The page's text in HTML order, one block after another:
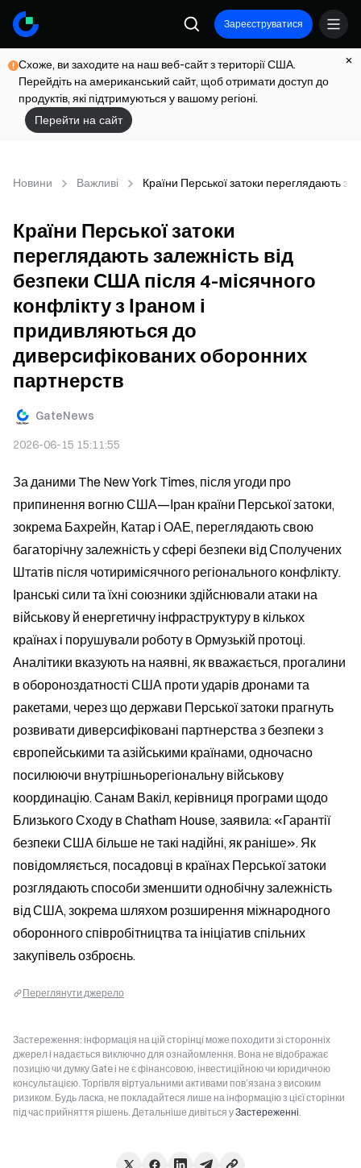
Зареєструватися
Схоже, ви заходите на наш веб-сайт з території США.
Перейдіть на американський сайт, щоб отримати доступ до
продуктів, які підтримуються у вашому регіоні.
Перейти на сайт
Новини Важливі Країни Перської затоки переглядають
Країни Перської затоки
переглядають залежність від
безпеки США після 4-місячного
конфлікту з Іраном і
придивляються до
диверсифікованих оборонних
партнерств
GateNews
2026-06-15 15:11:55
За даними The New York Times, після угоди про
припинення вогню США—Іран країни Перської затоки,
зокрема Бахрейн, Катар і ОАЕ, переглядають свою
багаторічну залежність у сфері безпеки від Сполучених
Штатів після чотиримісячного регіонального конфлікту.
Іранські сили та їхні союзники здійснювали атаки на
військову й енергетичну інфраструктуру в кількох
країнах і порушували роботу в Ормузькій протоці.
Аналітики вказують на наявні, як вважається, прогалини
в обороноздатності США проти ударів дронами та
ракетами, через що держави Перської затоки прагнуть
розвивати диверсифіковані партнерства з безпеки з
європейськими та азійськими країнами, одночасно
посилюючи внутрішньорегіональну військову
координацію. Санам Вакіл, керівниця програми щодо
Близького Сходу в Chatham House, заявила: «Гарантії
безпеки США більше не такі надійні, як раніше». Як
повідомляється, посадовці в країнах Перської затоки
розглядають способи зменшити однобічну залежність
від США, зокрема шляхом розширення міжнародного
оборонного співробітництва та ініціатив спільних
закупівель озброєнь.
Переглянути джерело
Застереження: інформація на цій сторінці може походити зі сторонніх
джерел і надається виключно для ознайомлення. Вона не відображає
позицію чи думку Gate і не є фінансовою, інвестиційною чи юридичною
консультацією. Торгівля віртуальними активами пов’язана з високим
ризиком. Будь ласка, не покладайтеся лише на інформацію з цієї сторінки
під час прийняття рішень. Детальніше дивіться уЗастереженні.